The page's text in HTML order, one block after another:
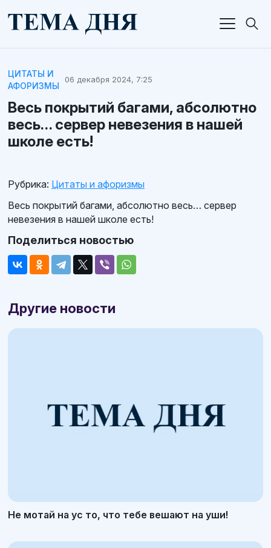
ЦИТАТЫ И
АФОРИЗМЫ
06 декабря 2024, 7:25
Весь покрытий багами, абсолютно
весь… сервер невезения в нашей
школе есть!
Рубрика: Цитаты и афоризмы
Весь покрытий багами, абсолютно весь… сервер
невезения в нашей школе есть!
Поделиться новостью
Другие новости
Не мотай на ус то, что тебе вешают на уши!